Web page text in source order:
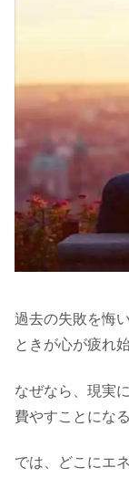
過去の失敗を悔
ときが心が疲れ
なぜなら、現実
費やすことにな
では、どこにエ